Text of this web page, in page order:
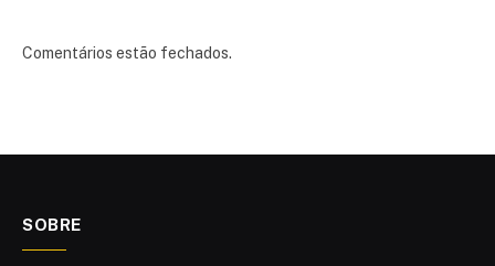
Comentários estão fechados.
SOBRE